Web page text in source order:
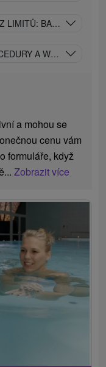
LIMITŮ: BAZÉNY,
A WELLNESS
a mohou se
cenu vám
formuláře, když
Zobrazit více